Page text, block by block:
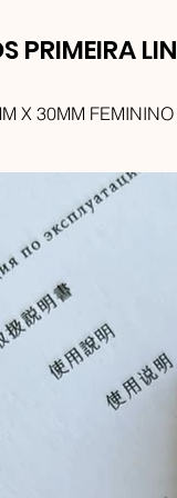
PRIMEIRA
X 30MM FEMININO